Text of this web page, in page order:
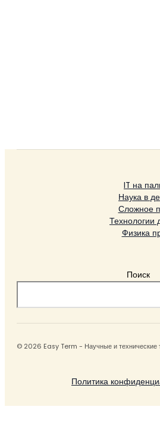
IT на
Наука в
Сложное
Технологии
Физика
Поиск
© 2026 Easy Term - Научные и технические
Политика